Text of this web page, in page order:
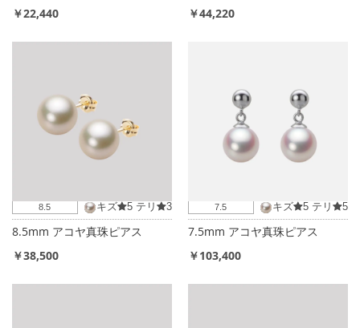
￥22,440
￥44,220
8.5 キズ 5 テリ 3
8.5mm アコヤ真珠ピアス
￥38,500
7.5 キズ 5 テリ 5
7.5mm アコヤ真珠ピアス
￥103,400